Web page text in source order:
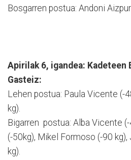
Bosgarren postua: Andoni
Apirilak 6, igandea: Kadeteen
Gasteiz:
Lehen postua: Paula Vicente (-
kg).
Bigarren postua: Alba Vicente
(-50kg), Mikel Formoso (-90
kg).